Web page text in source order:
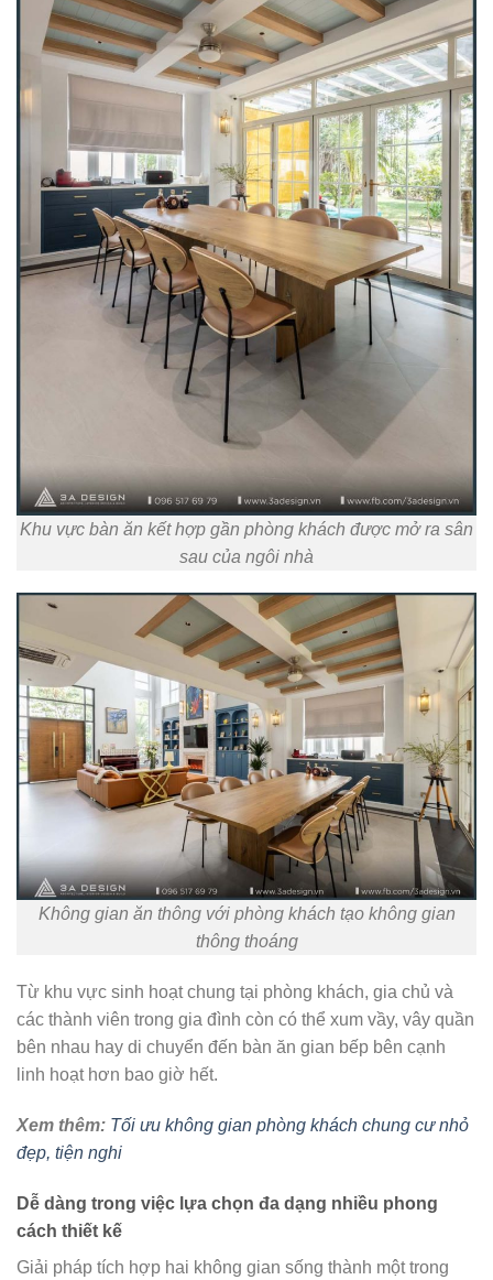
Khu vực bàn ăn kết hợp gần phòng khách được mở ra sân
sau của ngôi nhà
Không gian ăn thông với phòng khách tạo không gian
thông thoáng
Từ khu vực sinh hoạt chung tại phòng khách, gia chủ và
các thành viên trong gia đình còn có thể xum vầy, vây quần
bên nhau hay di chuyển đến bàn ăn gian bếp bên cạnh
linh hoạt hơn bao giờ hết.
Xem thêm: Tối ưu không gian phòng khách chung cư nhỏ
đẹp, tiện nghi
Dễ dàng trong việc lựa chọn đa dạng nhiều phong
cách thiết kế
Giải pháp tích hợp hai không gian sống thành một trong